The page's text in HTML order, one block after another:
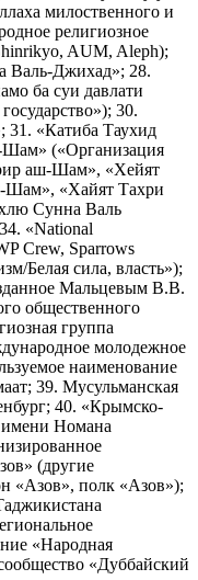
милоственного и
религиозное
AUM, Aleph);
Валь-Джихад»; 28.
ба суи давлати
30.
31. «Катиба Таухид
(«Организация
аш-Шам», «Хейят
«Хайят Тахри
Сунна Валь
«National
Crew, Sparrows
Белая сила, власть»);
Мальцевым В.В.
общественного
группа
молодежное
наименование
39. Мусульманская
40. «Крымско-
имени Номана
(другие
«Азов», полк «Азов»);
«Народная
«Дуббайский